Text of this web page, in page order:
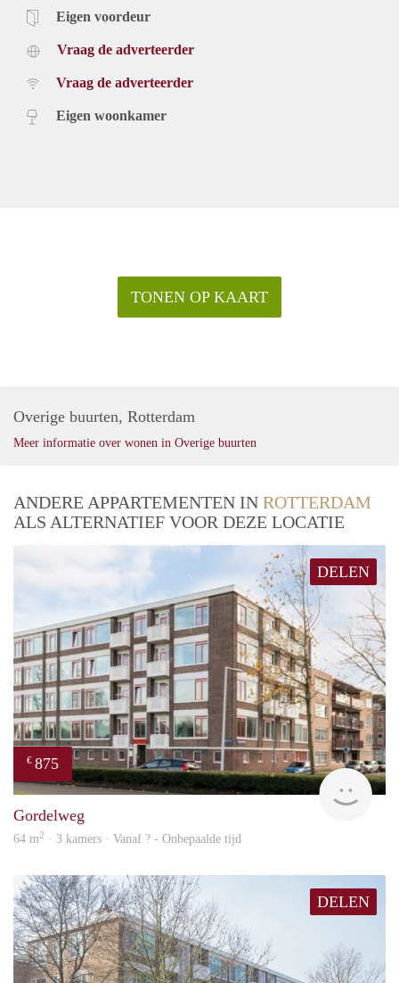
Eigen voordeur
Vraag de adverteerder
Vraag de adverteerder
Eigen woonkamer
TONEN OP KAART
Overige buurten, Rotterdam
Meer informatie over wonen in Overige buurten
ANDERE APPARTEMENTEN IN ROTTERDAM
ALS ALTERNATIEF VOOR DEZE LOCATIE
DELEN
€ 875
Gordelweg
64 m2 · 3 kamers · Vanaf ? - Onbepaalde tijd
DELEN